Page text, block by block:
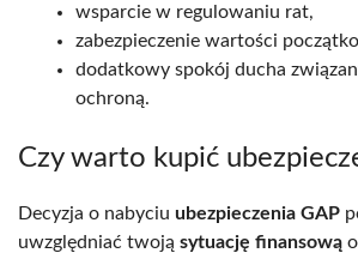
wsparcie w regulowaniu rat,
zabezpieczenie wartości
dodatkowy spokój ducha
ochroną.
Czy warto kupić
Decyzja o nabyciu ubezpieczenia GAP
uwzględniać twoją sytuację finansową